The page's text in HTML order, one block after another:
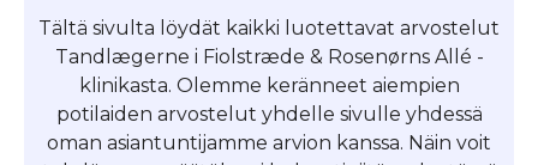
Tältä sivulta löydät kaikki luotettavat arvostelut
Tandlægerne i Fiolstræde & Rosenørns Allé -
klinikasta. Olemme keränneet aiempien
potilaiden arvostelut yhdelle sivulle yhdessä
oman asiantuntijamme arvion kanssa. Näin voit